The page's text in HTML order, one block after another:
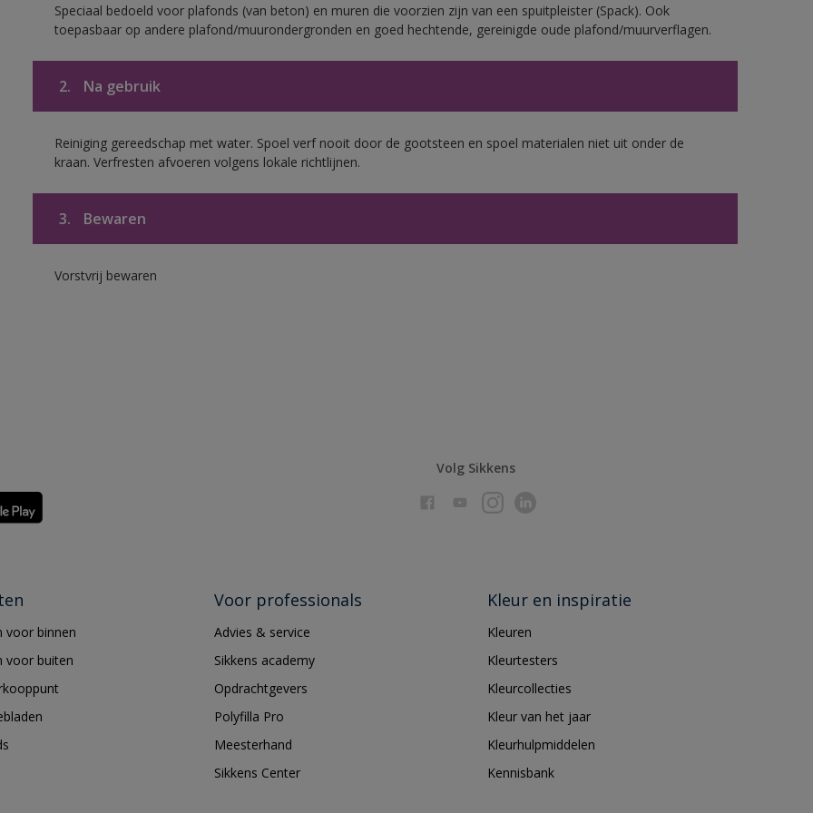
Speciaal bedoeld voor plafonds (van beton) en muren die voorzien zijn van een spuitpleister (Spack). Ook
toepasbaar op andere plafond/muurondergronden en goed hechtende, gereinigde oude plafond/muurverflagen.
2. Na gebruik
Reiniging gereedschap met water. Spoel verf nooit door de gootsteen en spoel materialen niet uit onder de
kraan. Verfresten afvoeren volgens lokale richtlijnen.
3. Bewaren
Vorstvrij bewaren
Volg Sikkens
voor binnen
voor buiten
Voor professionals
Advies & service
Sikkens academy
Opdrachtgevers
Polyfilla Pro
Meesterhand
Sikkens Center
Kleur en inspiratie
Kleuren
Kleurtesters
Kleurcollecties
Kleur van het jaar
Kleurhulpmiddelen
Kennisbank